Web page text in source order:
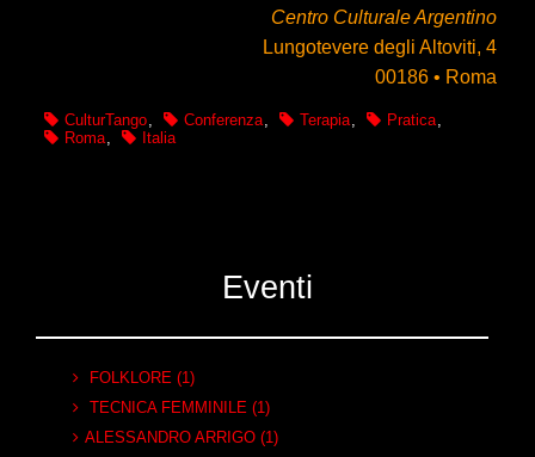
Centro Culturale Argentino
Lungotevere degli Altoviti, 4
00186 • Roma
CulturTango, Conferenza, Terapia, Pratica,
Roma, Italia
Eventi
FOLKLORE (1)
TECNICA FEMMINILE (1)
ALESSANDRO ARRIGO (1)